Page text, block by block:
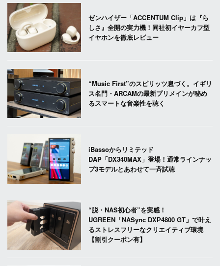
ゼンハイザー「ACCENTUM Clip」は『ら
しさ』全開の実力機！同社初イヤーカフ型
イヤホンを徹底レビュー
“Music First”のスピリッツ息づく。イギリ
ス名門・ARCAMの最新プリメインが秘め
るスマートな音楽性を聴く
iBassoからリミテッド
DAP「DX340MAX」登場！通常ラインナッ
プ3モデルとあわせて一斉試聴
“脱・NAS初心者”を実感！
UGREEN「NASync DXP4800 GT」で叶え
るストレスフリーなクリエイティブ環境
【割引クーポン有】